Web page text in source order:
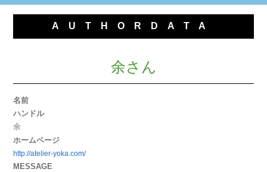
AUTHORDATA
余さん
名前
ハンドル
余
ホームページ
http://atelier-yoka.com/
MESSAGE